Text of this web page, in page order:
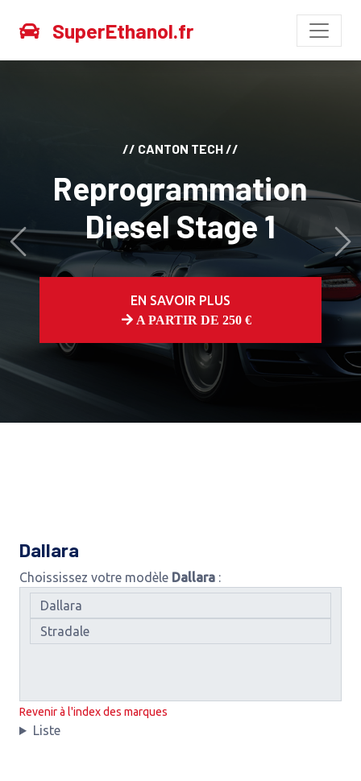
SuperEthanol.fr
// CANTON TECH //
Reprogrammation
Diesel Stage 1
EN SAVOIR PLUS
A PARTIR DE 250 €
Avant
Dallara
Choississez votre modèle Dallara :
Revenir à l'index des marques
Liste